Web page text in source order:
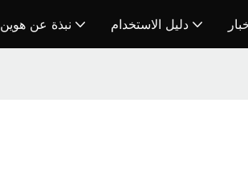
نبذة عن هوين دليل الاستخدام